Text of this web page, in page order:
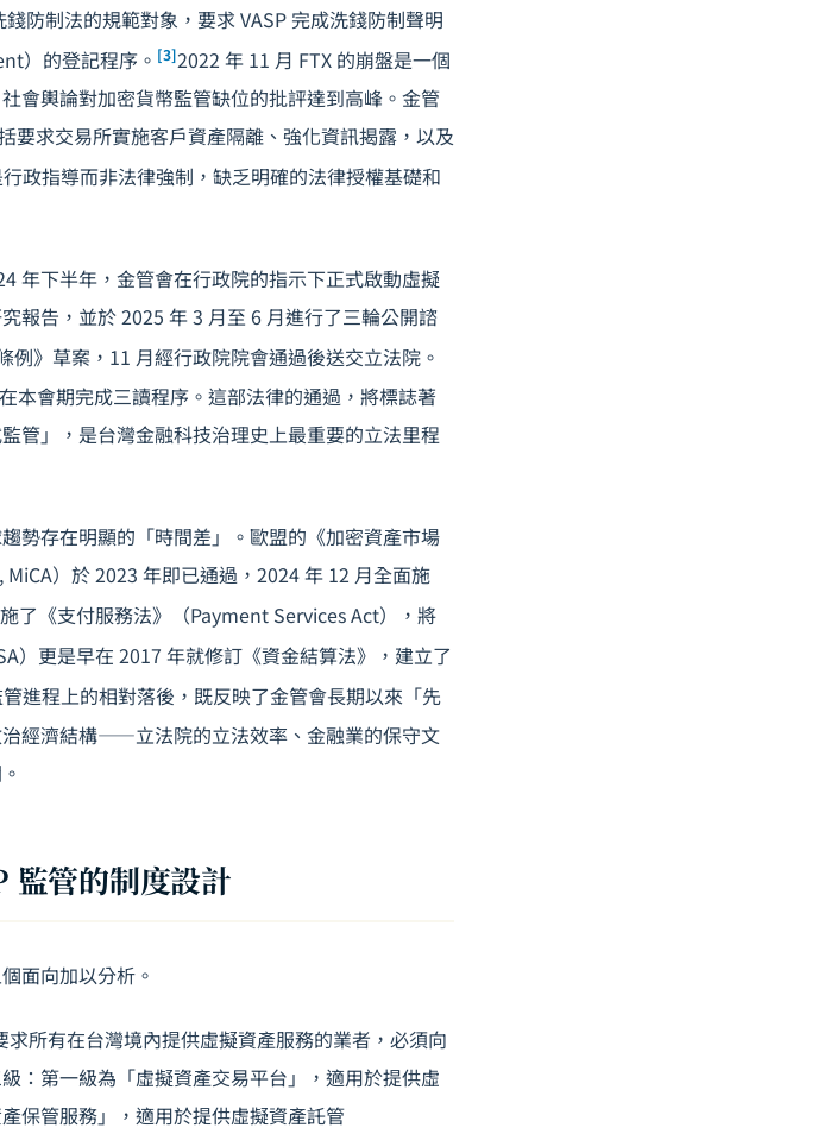
防制法的規範對象，要求 VASP 完成洗錢防制聲明
）的登記程序。 [3]2022 年 11 月 FTX 的崩盤是一個
輿論對加密貨幣監管缺位的批評達到高峰。金管
要求交易所實施客戶資產隔離、強化資訊揭露，以及
政指導而非法律強制，缺乏明確的法律授權基礎和
年下半年，金管會在行政院的指示下正式啟動虛擬
報告，並於 2025 年 3 月至 6 月進行了三輪公開諮
》草案，11 月經行政院院會通過後送交立法院。
本會期完成三讀程序。這部法律的通過，將標誌著
管」，是台灣金融科技治理史上最重要的立法里程
勢存在明顯的「時間差」。歐盟的《加密資產市場
）於 2023 年即已通過，2024 年 12 月全面施
了《支付服務法》（Payment Services Act），將
）更是早在 2017 年就修訂《資金結算法》，建立了
進程上的相對落後，既反映了金管會長期以來「先
經濟結構——立法院的立法效率、金融業的保守文
監管的制度設計
面向加以分析。
求所有在台灣境內提供虛擬資產服務的業者，必須向
：第一級為「虛擬資產交易平台」，適用於提供虛
保管服務」，適用於提供虛擬資產託管